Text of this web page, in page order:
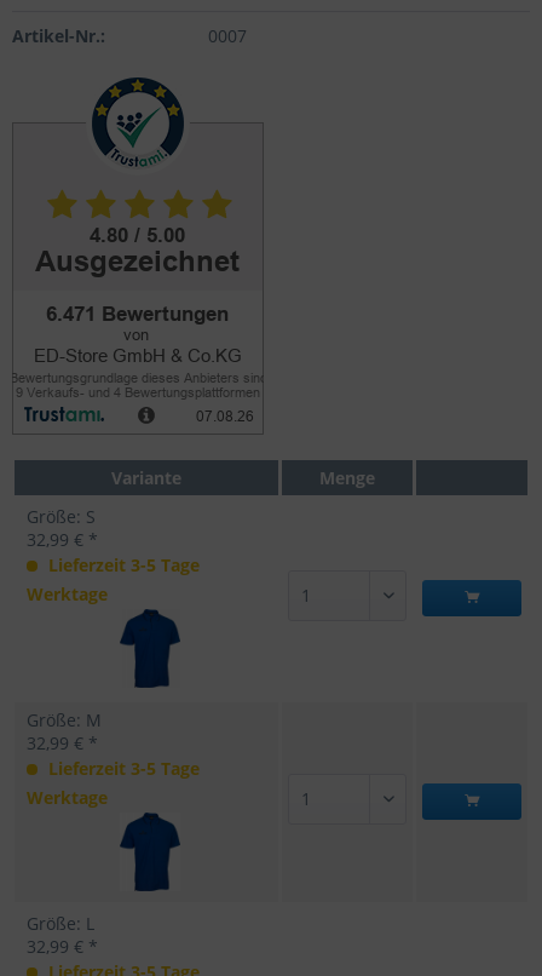
Artikel-Nr.: 0007
Variante
Menge
Größe: S
32,99 € *
Lieferzeit 3-5 Tage
Werktage
Größe: M
32,99 € *
Lieferzeit 3-5 Tage
Werktage
Größe: L
32,99 € *